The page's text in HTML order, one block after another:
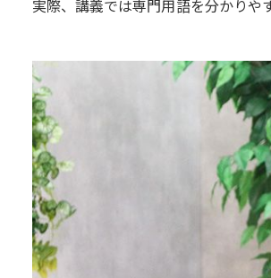
実際、講義では専門用語を分かりや